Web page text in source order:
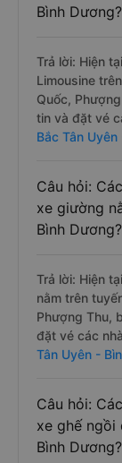
Bình Dương?
Trả lời: Hiện
Limousine
Quốc,
tin và đặt vé
Bắc Tân
Câu hỏi:
xe giường
Bình Dương?
Trả lời: Hiện
nằm trên
Phượng Thu,
đặt vé các
Tân Uyên -
Câu hỏi:
xe ghế ngồi
Bình Dương?